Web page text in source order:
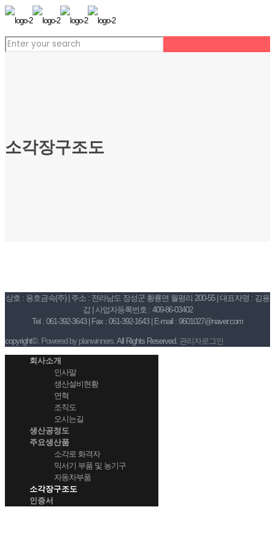
소각장구조도
상호 : 용호금속(주) | 주소 : 전라남도 장성군 황룡면 월평리 200-55 | 대표자명 : 김용
갑 | 사업자등록번호 : 409-86-03402
Tel : 061-392-3643 | Fax : 061-392-1643 | E-mail : 9601027@naver.com
copyright©. Powered by planwinners. All Rights Reserved. 관리자로그인
회사소개
인사말
생산설비현황
연혁
조직도
오시는길
생산공정도
주요생산품
소각로 화격자
믹서기 부품 및 농기구
자동차부품
소각장구조도
인증서